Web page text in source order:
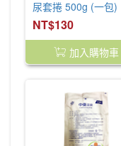
尿套捲 500g (一包)
NT$130
加入購物車